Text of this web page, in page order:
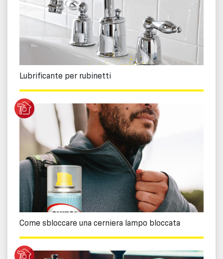
Lubrificante per rubinetti
Come sbloccare una cerniera lampo bloccata